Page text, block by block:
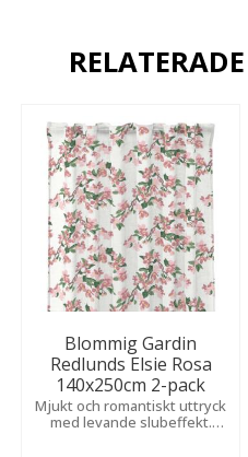
Blommig Gardin
Redlunds Elsie Rosa
140x250cm 2-pack
Mjukt och romantiskt uttryck
med levande slubeffekt.